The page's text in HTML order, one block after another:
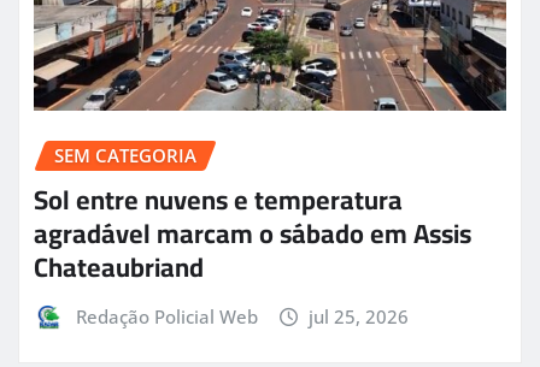
SEM CATEGORIA
Sol entre nuvens e temperatura
agradável marcam o sábado em Assis
Chateaubriand
Redação Policial Web jul 25, 2026